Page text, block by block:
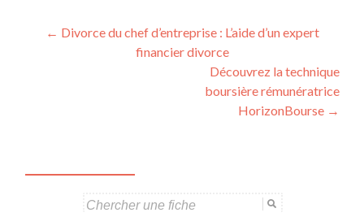
Navigation
← Divorce du chef d’entreprise : L’aide d’un expert
financier divorce
Découvrez la technique
boursière rémunératrice
HorizonBourse →